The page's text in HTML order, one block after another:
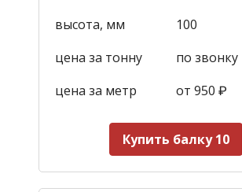
высота, мм
100
цена за тонну
по звонку
цена за метр
от 950 ₽
Купить балку 10